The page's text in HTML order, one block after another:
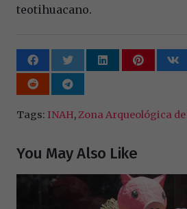
teotihuacano.
Tags: INAH,Zona Arqueológica
You May Also Like